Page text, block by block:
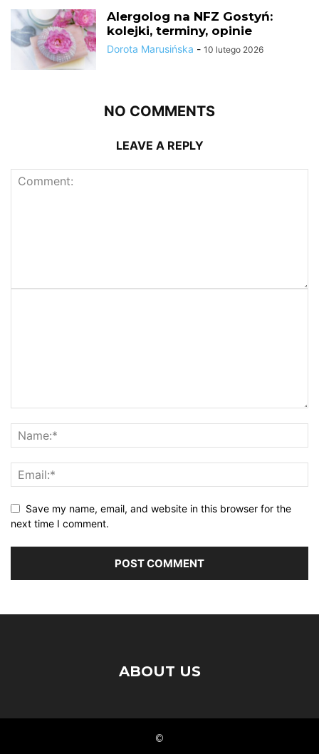
Alergolog na NFZ Gostyń:
kolejki, terminy, opinie
Dorota Marusińska - 10 lutego 2026
NO COMMENTS
LEAVE A REPLY
Save my name, email, and website in this browser for the
next time I comment.
ABOUT US
©